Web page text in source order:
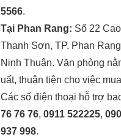
5566.
Tại Phan Rang: Số 22
Thanh Sơn, TP. Phan
Ninh Thuận. Văn phòng
uất, thuận tiện cho việc
Các số điện thoại hỗ trợ
76 76 76, 0911 522225,
937 998.